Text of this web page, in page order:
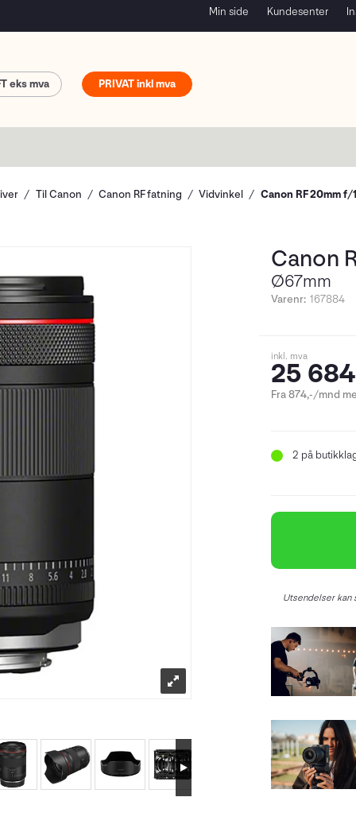
Min side Kundesenter
PRIVAT
Til Canon Canon RF fatning Vidvinkel Canon RF 20mm f/
Canon
Ø67mm
Varenr: 167884
inkl. mva
25
Fra 874,-/mnd
2 på
Utsendelser kan